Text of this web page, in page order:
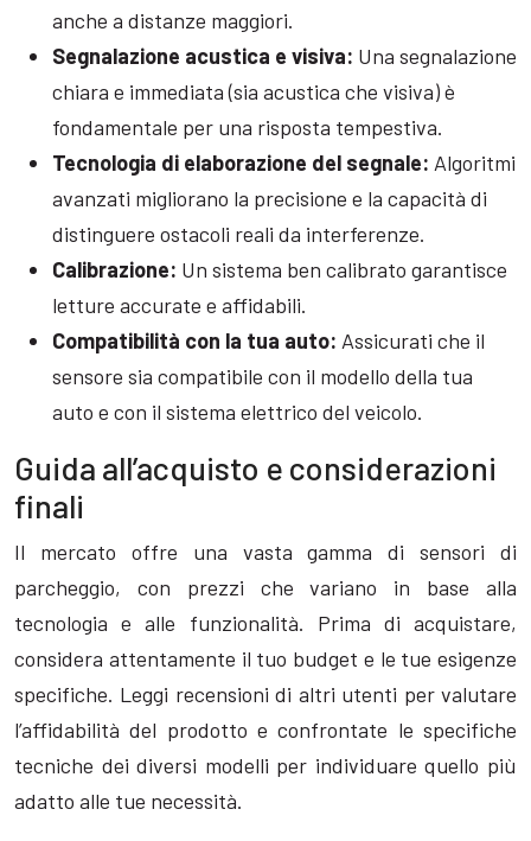
anche a distanze maggiori.
Segnalazione acustica e visiva: Una segnalazione
chiara e immediata (sia acustica che visiva) è
fondamentale per una risposta tempestiva.
Tecnologia di elaborazione del segnale: Algoritmi
avanzati migliorano la precisione e la capacità di
distinguere ostacoli reali da interferenze.
Calibrazione: Un sistema ben calibrato garantisce
letture accurate e affidabili.
Compatibilità con la tua auto: Assicurati che il
sensore sia compatibile con il modello della tua
auto e con il sistema elettrico del veicolo.
Guida all’acquisto e considerazioni
finali
Il mercato offre una vasta gamma di sensori di
parcheggio, con prezzi che variano in base alla
tecnologia e alle funzionalità. Prima di acquistare,
considera attentamente il tuo budget e le tue esigenze
specifiche. Leggi recensioni di altri utenti per valutare
l’affidabilità del prodotto e confrontate le specifiche
tecniche dei diversi modelli per individuare quello più
adatto alle tue necessità.